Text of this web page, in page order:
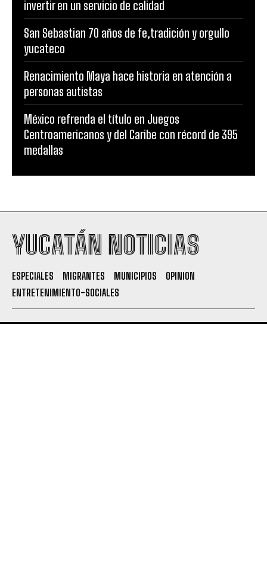
invertir en un servicio de calidad
San Sebastian 70 años de fe,tradición y orgullo
yucateco
Renacimiento Maya hace historia en atención a
personas autistas
México refrenda el título en Juegos
Centroamericanos y del Caribe con récord de 395
medallas
YUCATÁN NOTICIAS
ESPECIALES MIGRANTES MUNICIPIOS
OPINION
ENTRETENIMIENTO-SOCIALES